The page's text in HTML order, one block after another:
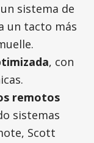
sistema de
un tacto más
, con
remotos
sistemas
Scott